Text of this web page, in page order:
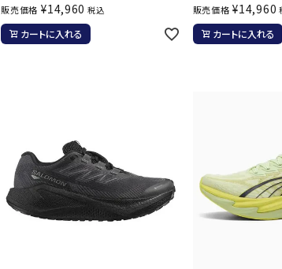
ヨガアクセサリー
ダンス・フィットネスウェア
ダンス・フィットネスシューズ
インナーウェア
ON
PENA
Rawli
ngs
Stone
販売価格 ¥14,960 税込
カートに入れる
販売価格 ¥14,960
カートに入れる